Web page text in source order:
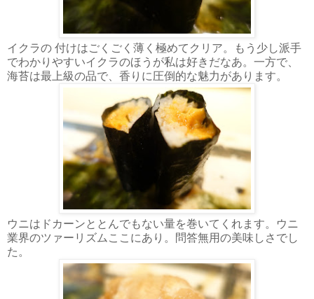
イクラの 付けはごくごく薄く極めてクリア。もう少し派手
でわかりやすいイクラのほうが私は好きだなあ。一方で、
海苔は最上級の品で、香りに圧倒的な魅力があります。
ウニはドカーンととんでもない量を巻いてくれます。ウニ
業界のツァーリズムここにあり。問答無用の美味しさでし
た。